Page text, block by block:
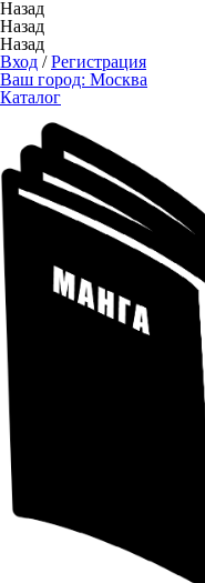
Назад
Назад
Назад
Вход /Регистрация
Ваш город: Москва
Каталог